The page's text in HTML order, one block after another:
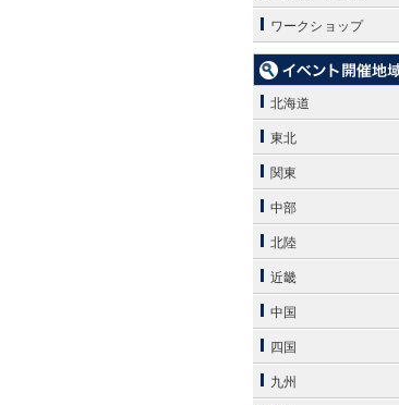
ワークショップ
北海道
東北
関東
中部
北陸
近畿
中国
四国
九州